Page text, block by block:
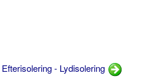
- Lydisolering